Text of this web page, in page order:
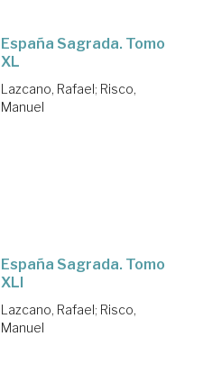
España Sagrada. Tomo
XL
Lazcano, Rafael; Risco,
Manuel
España Sagrada. Tomo
XLI
Lazcano, Rafael; Risco,
Manuel